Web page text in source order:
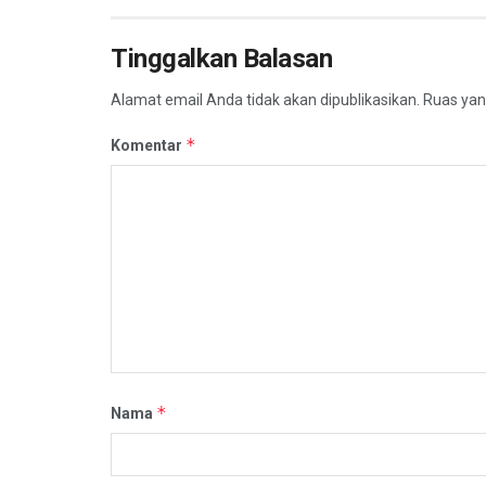
Tinggalkan Balasan
Alamat email Anda tidak akan dipublikasikan. Ruas
Komentar *
Nama *